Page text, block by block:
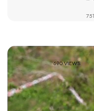
690 VIEWS